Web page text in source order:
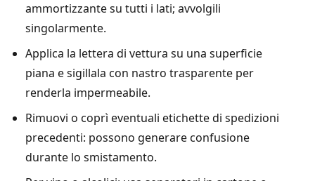
ammortizzante su tutti i lati; avvolgili
singolarmente.
Applica la lettera di vettura su una superficie
piana e sigillala con nastro trasparente per
renderla impermeabile.
Rimuovi o coprì eventuali etichette di spedizioni
precedenti: possono generare confusione
durante lo smistamento.